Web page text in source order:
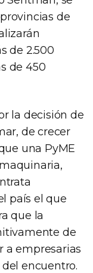
de
de 2.500
de 450
la decisión de
de crecer
una PyME
país el que
que la
de
a empresarias
encuentro.